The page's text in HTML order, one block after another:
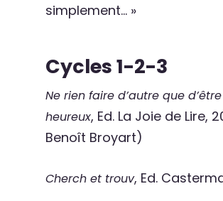
simplement… »
Cycles 1-2-3
Ne rien faire d’autre que d’être
heureux, Ed. La Joie de Lire,
Benoît Broyart)
Cherch et trouv, Ed.